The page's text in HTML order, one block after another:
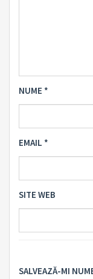
NUME *
EMAIL *
SITE WEB
SALVEAZĂ-MI